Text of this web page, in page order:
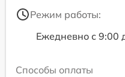
Режим работы:
Ежедневно с 9:00
Способы оплаты